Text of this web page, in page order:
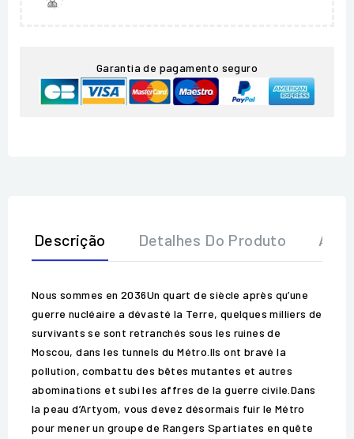
Garantia de pagamento seguro
Descrição Detalhes Do Produto
Nous sommes en 2036Un quart de siècle après qu’une
guerre nucléaire a dévasté la Terre, quelques milliers de
survivants se sont retranchés sous les ruines de
Moscou, dans les tunnels du Métro.Ils ont bravé la
pollution, combattu des bêtes mutantes et autres
abominations et subi les affres de la guerre civile.Dans
la peau d’Artyom, vous devez désormais fuir le Métro
pour mener un groupe de Rangers Spartiates en quête